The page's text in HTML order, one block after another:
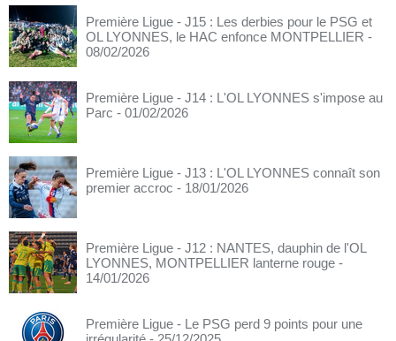
Première Ligue - J15 : Les derbies pour le PSG et
OL LYONNES, le HAC enfonce MONTPELLIER -
08/02/2026
Première Ligue - J14 : L'OL LYONNES s'impose au
Parc - 01/02/2026
Première Ligue - J13 : L'OL LYONNES connaît son
premier accroc - 18/01/2026
Première Ligue - J12 : NANTES, dauphin de l'OL
LYONNES, MONTPELLIER lanterne rouge -
14/01/2026
Première Ligue - Le PSG perd 9 points pour une